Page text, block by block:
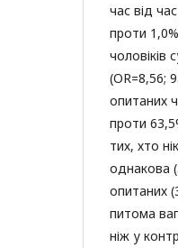
час від
проти
(OR=8,56;
опитаних
проти
тих, хто
однакова
опитаних
питома
ніж у